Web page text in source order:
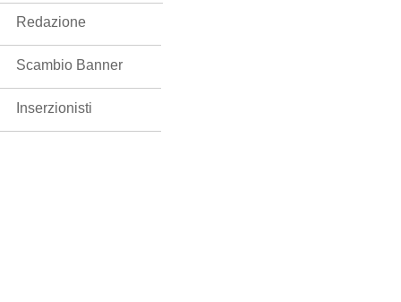
Redazione
Scambio Banner
Inserzionisti